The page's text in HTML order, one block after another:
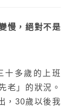
慢，絕對不是
十多歲的上班
老」的狀況。
，30歲以後我